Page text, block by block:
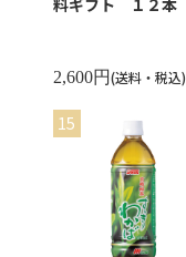
料ギフト １２本
2,600円(送料・税込)